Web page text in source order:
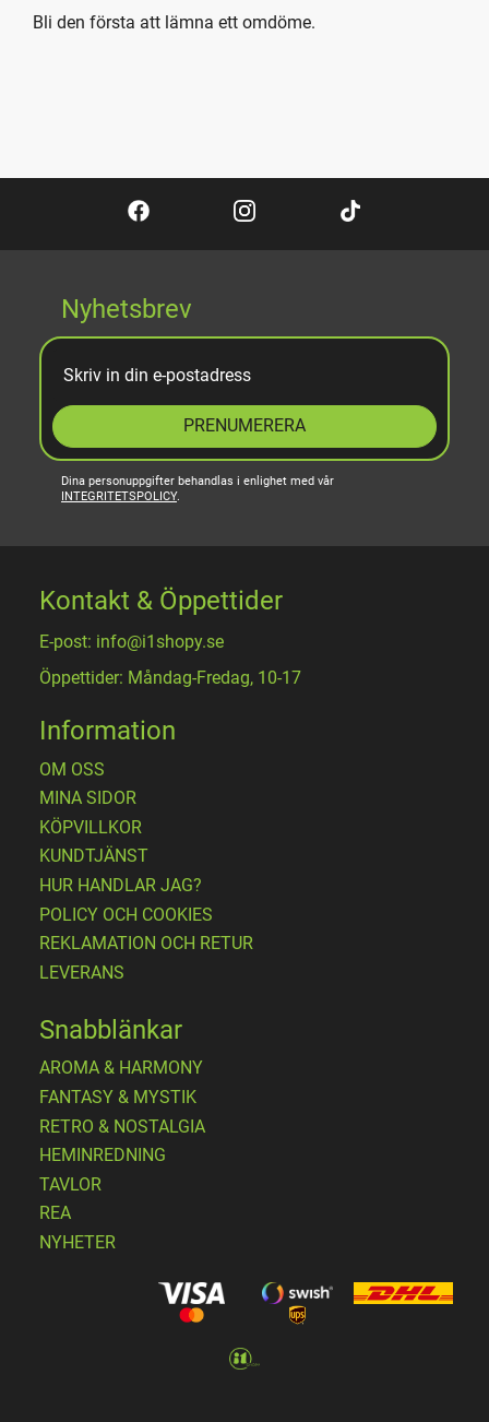
Bli den första att lämna ett omdöme.
Nyhetsbrev
PRENUMERERA
Dina personuppgifter behandlas i enlighet med vår
INTEGRITETSPOLICY.
Kontakt & Öppettider
E-post: info@i1shopy.se
Öppettider: Måndag-Fredag, 10-17
Information
OM OSS
MINA SIDOR
KÖPVILLKOR
KUNDTJÄNST
HUR HANDLAR JAG?
POLICY OCH COOKIES
REKLAMATION OCH RETUR
LEVERANS
Snabblänkar
AROMA & HARMONY
FANTASY & MYSTIK
RETRO & NOSTALGIA
HEMINREDNING
TAVLOR
REA
NYHETER